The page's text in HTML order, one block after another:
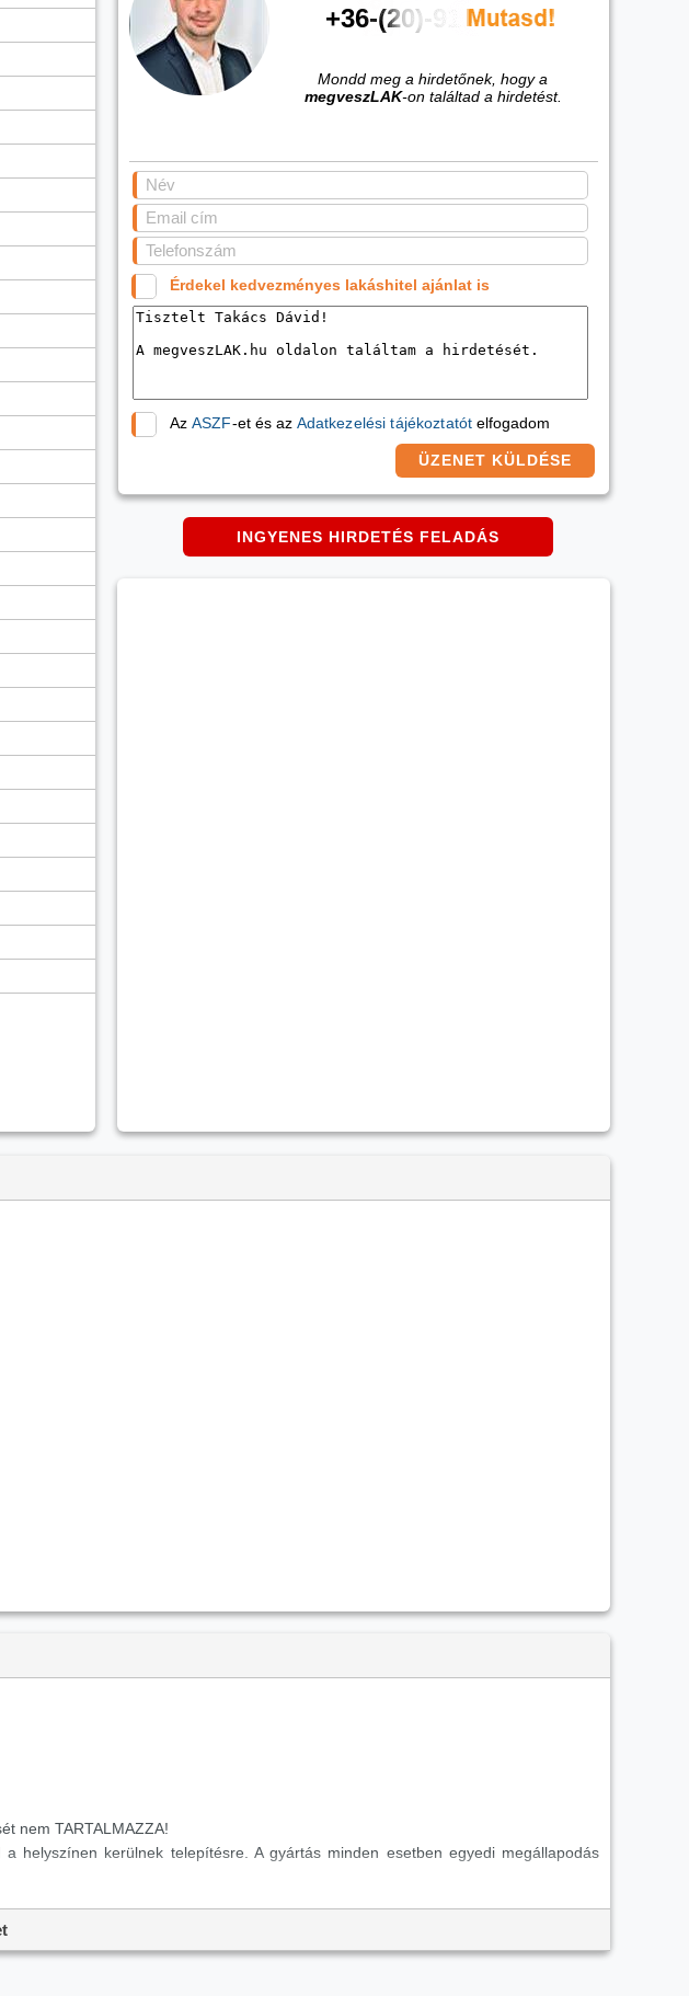
+36-(20)-911-8014
Mondd meg a hirdetőnek, hogy a
megveszLAK-on találtad a hirdetést.
Érdekel kedvezményes lakáshitel ajánlat is
Az ASZF-et és az Adatkezelési tájékoztatót elfogadom
ÜZENET KÜLDÉSE
INGYENES HIRDETÉS FELADÁS
nem TARTALMAZZA!
helyszínen kerülnek telepítésre. A gyártás minden esetben egyedi megállapodás
tartalommal.